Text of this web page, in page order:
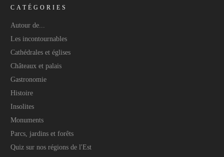
CATÉGORIES
Autour de...
Les incontournables
Cathédrales et églises
Châteaux et palais
Gastronomie
Histoire
Insolites
Monuments
Parcs, jardins et forêts
Quiz sur nos régions de l'Est